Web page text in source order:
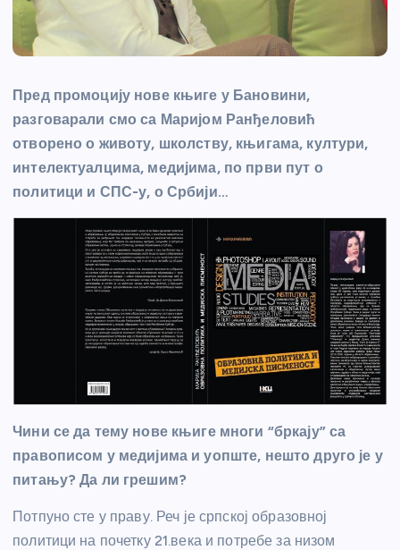
Пред промоцију нове књиге у Бановини,
разговарали смо са Маријом Ранђеловић
отворено о животу, школству, књигама, култури,
интелектуалцима, медијима, по први пут о
политици и СПС-у, о Србији…
Чини се да тему нове књиге многи “бркају” са
правописом у медијима и уопште, нешто друго је у
питању? Да ли грешим?
Потпуно сте у праву. Реч је српској образовној
политици на почетку 21.века и потребе за низом